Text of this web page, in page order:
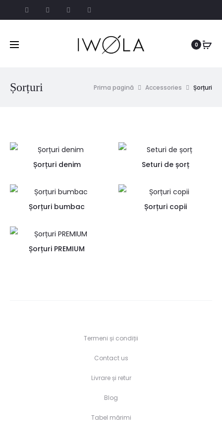
0
Șorțuri Prima pagină Accessories Șorțuri
Șorțuri denim Seturi de șorț
Șorțuri bumbac Șorțuri copii
Șorțuri PREMIUM
Termeni și condiții
Contact us
Livrare și retur
Blog
Tabel mărimi